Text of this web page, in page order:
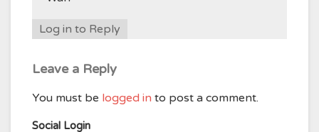
Log in to Reply
Leave a Reply
You must be logged in to post a comment.
Social Login